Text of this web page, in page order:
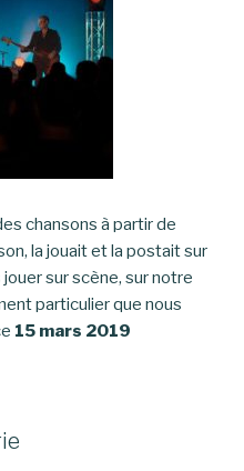
chansons à partir de
la jouait et la postait sur
sur scène, sur notre
particulier que nous
15 mars 2019